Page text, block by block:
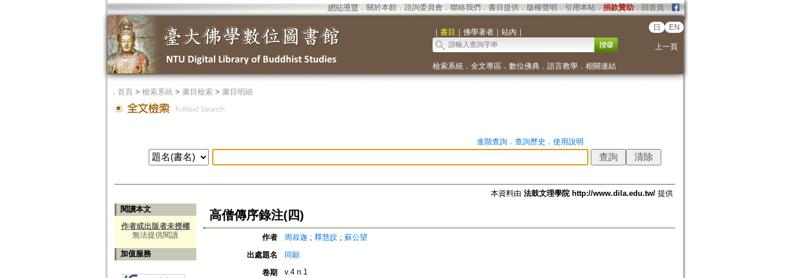
網站導覽 ． 關於本館． 諮詢委員會． 聯絡我們 ． 書目提供． 版權聲明 ． 引用本站． 捐款贊助．回首頁．
｜ 書目 ｜ 佛學著者｜ 站內 ｜
日 EN
上一頁
檢索系統． 全文專區 ． 數位佛典． 語言教學． 相關連結
． 首頁> 檢索系統> 書目檢索> 書目明細
進階查詢． 查詢歷史 ． 使用說明
本資料由 法鼓文理學院 http://www.dila.edu.tw/提供
閱讀本文
作者或出版者未授權
無法提供閱讀
加值服務
高僧傳序錄注(四)
作者 周叔迦 ; 釋慧皎 ; 蘇公望
出處題名
同願
卷期
v.4 n.1